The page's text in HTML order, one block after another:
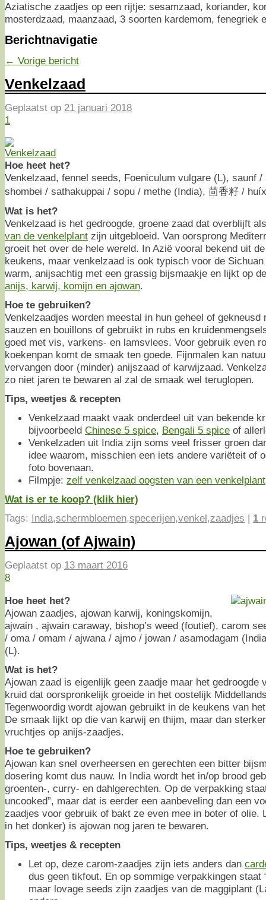
Aziatische zaadjes op een rijtje: sesamzaad, koriander,
mosterdzaad, maanzaad, 3 soorten kardemom, fenegriek
Berichtnavigatie
← Vorige bericht
Venkelzaad
Geplaatst op 21 januari 2018
1
Hoe heet het?
Venkelzaad, fennel seeds, Foeniculum vulgare (L), saunf
shombei / sathakuppai / sopu / methe (India), 茴香籽 /
Wat is het?
Venkelzaad is het gedroogde, groene zaad dat overblijft
van de venkelplant zijn uitgebloeid. Van oorsprong
groeit het over de hele wereld. In Azië vooral bekend uit
keukens, maar venkelzaad is ook typisch voor de
warm, anijsachtig met een grassig bijsmaakje en lijkt op
anijs, karwij, komijn en ajowan.
Hoe te gebruiken?
Venkelzaadjes worden meestal in hun geheel of
sauzen en bouillons of gebruikt in rubs en
goed met vis, varkens- en lamsvlees. Voor gebruik even
koekenpan komt de smaak ten goede. Fijnmalen kan
vervangen door (minder) anijszaad of karwijzaad.
zo niet jaren te bewaren al zal de smaak wel teruglopen.
Tips, weetjes & recepten
Venkelzaad maakt vaak onderdeel uit van bekende
bijvoorbeeld Chinese 5 spice, Bengali 5 spice of
Venkelzaden uit India zijn soms veel frisser groen
idee waarom, misschien een iets andere variëteit of
foto bovenaan.
Filmpje: zelf venkelzaad oogsten van een venkelplant
Wat is er te koop? (klik hier)
Tags: India,schermbloemen,specerijen,venkel,zaadjes | 1
Ajowan (of Ajwain)
Geplaatst op 13 maart 2016
8
Hoe heet het?
Ajowan zaadjes, ajowan karwij, koningskomijn,
ajwain , ajwain caraway, bishop’s weed (foutief), carom
/ oma / omam / ajwana / ajmo / jowan / asamodagam
(L).
Wat is het?
Ajowan zaad is eigenlijk geen zaadje maar het gedroogde
kruid dat oorspronkelijk groeide in het oostelijk
Tegenwoordig wordt ajowan gebruikt in de keukens van
De smaak lijkt op die van karwij en thijm, maar dan
vruchtjes op anijs-zaadjes.
Hoe te gebruiken?
Ajowan kan snel overheersen en gerechten een bitter
dosering komt dus nauw. In India wordt het in/op brood
groenten-, curry- en dahlgerechten. Op de verpakking
uncooked”, maar dat is eerder een aanbeveling dan een
zaadjes voor gebruik of bakt ze even mee in boter of olie.
in het donker) is ajowan nog jaren te bewaren.
Tips, weetjes & recepten
Let op, deze carom-zaadjes zijn iets anders dan
dus geen tikfout. En op sommige verpakkingen staat
maar lovage seeds zijn zaadjes van de maggiplant